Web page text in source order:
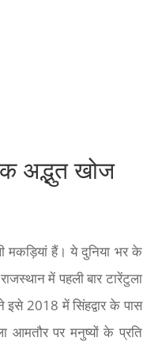
अद्भुत खोज
मकड़ियां हैं। ये दुनिया भर के
में पहली बार टारेंटुला
इसे 2018 में सिंहद्वार के पास
आमतौर पर मनुष्यों के प्रति